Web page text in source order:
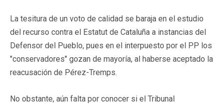
La tesitura de un voto de calidad se baraja en el estudio
del recurso contra el Estatut de Cataluña a instancias del
Defensor del Pueblo, pues en el interpuesto por el PP los
"conservadores" gozan de mayoría, al haberse aceptado la
reacusación de Pérez-Tremps.
No obstante, aún falta por conocer si el Tribunal